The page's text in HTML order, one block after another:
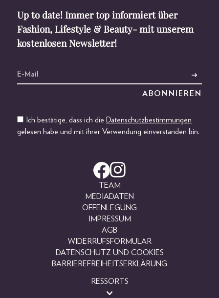
Up to date! Immer top informiert über
Fashion, Lifestyle & Beauty- mit unserem
kostenlosen Newsletter!
Ich bestätige, dass ich die Datenschutzbestimmungen
gelesen habe und mit ihrer Verwendung einverstanden bin.
TEAM
MEDIADATEN
OFFENLEGUNG
IMPRESSUM
AGB
WIDERRUFSFORMULAR
DATENSCHUTZ UND COOKIES
BARRIEREFREIHEITSERKLÄRUNG
RESSORTS